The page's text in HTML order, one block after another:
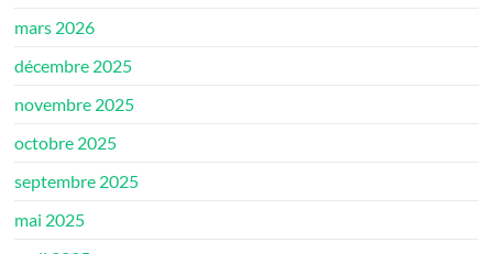
mars 2026
décembre 2025
novembre 2025
octobre 2025
septembre 2025
mai 2025